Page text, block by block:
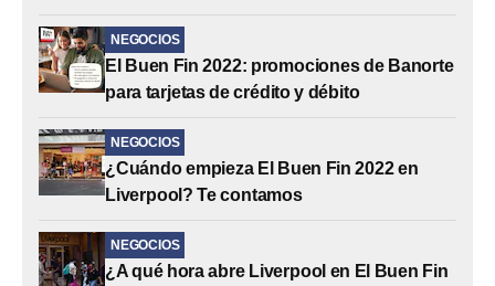
NEGOCIOS
El Buen Fin 2022: promociones de Banorte
para tarjetas de crédito y débito
NEGOCIOS
¿Cuándo empieza El Buen Fin 2022 en
Liverpool? Te contamos
NEGOCIOS
¿A qué hora abre Liverpool en El Buen Fin